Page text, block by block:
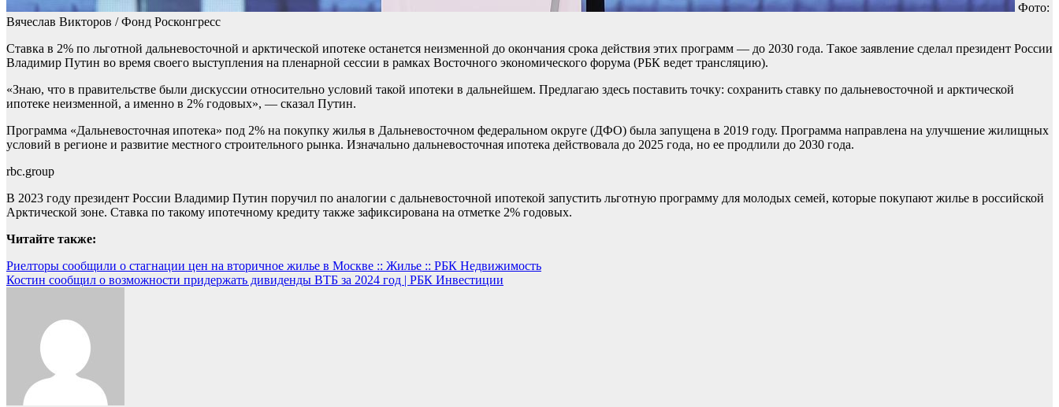
Фото:
Вячеслав Викторов / Фонд Росконгресс
Ставка в 2% по льготной дальневосточной и арктической ипотеке останется неизменной до окончания срока действия этих программ — до 2030 года. Такое заявление сделал президент России
Владимир Путин во время своего выступления на пленарной сессии в рамках Восточного экономического форума (РБК ведет трансляцию).
«Знаю, что в правительстве были дискуссии относительно условий такой ипотеки в дальнейшем. Предлагаю здесь поставить точку: сохранить ставку по дальневосточной и арктической
ипотеке неизменной, а именно в 2% годовых», — сказал Путин.
Программа «Дальневосточная ипотека» под 2% на покупку жилья в Дальневосточном федеральном округе (ДФО) была запущена в 2019 году. Программа направлена на улучшение жилищных
условий в регионе и развитие местного строительного рынка. Изначально дальневосточная ипотека действовала до 2025 года, но ее продлили до 2030 года.
rbc.group
В 2023 году президент России Владимир Путин поручил по аналогии с дальневосточной ипотекой запустить льготную программу для молодых семей, которые покупают жилье в российской
Арктической зоне. Ставка по такому ипотечному кредиту также зафиксирована на отметке 2% годовых.
Читайте также:
Навигация
по
Риелторы сообщили о стагнации цен на вторичное жилье в Москве :: Жилье :: РБК Недвижимость
Костин сообщил о возможности придержать дивиденды ВТБ за 2024 год | РБК Инвестиции